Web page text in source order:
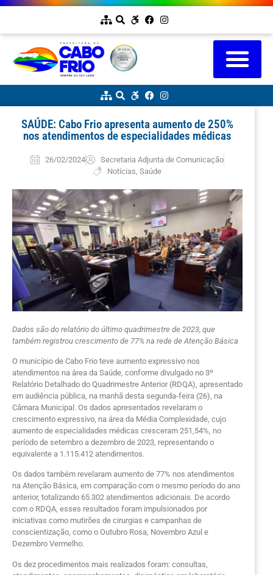
SAÚDE: Cabo Frio apresenta aumento de 250%
nos atendimentos de especialidades médicas
26/02/2024
Secretaria Adjunta de Comunicação
Notícias ,Saúde
Dados são do relatório do último quadrimestre de 2023, que
também registrou crescimento de 77% na rede de Atenção Básica
O município de Cabo Frio teve aumento expressivo nos
atendimentos na área da Saúde, conforme divulgado no 3º
Relatório Detalhado do Quadrimestre Anterior (RDQA), apresentado
em audiência pública, na manhã desta segunda-feira (26), na
Câmara Municipal. Os dados apresentados revelaram o
crescimento expressivo, na área da Média Complexidade, cujo
aumento de especialidades médicas cresceram 251,54%, no
período de setembro a dezembro de 2023, representando o
equivalente a 1.115.412 atendimentos.
Os dados também revelaram aumento de 77% nos atendimentos
na Atenção Básica, em comparação com o mesmo período do ano
anterior, totalizando 65.302 atendimentos adicionais. De acordo
com o RDQA, esses resultados foram impulsionados por
iniciativas como mutirões de cirurgias e campanhas de
conscientização, como o Outubro Rosa, Novembro Azul e
Dezembro Vermelho.
Os dez procedimentos mais realizados foram: consultas,